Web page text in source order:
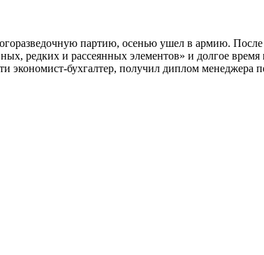
партию, осенью ушел в армию.
редких и рассеянных элементов» и долгое
экономист-бухгалтер, получил диплом менеджера